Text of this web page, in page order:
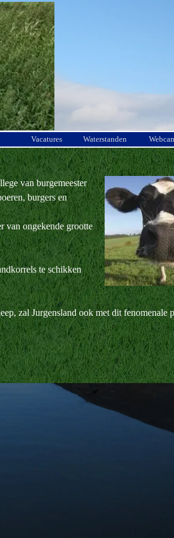
Vacatures Waterstanden
van burgemeester
burgers en
van ongekende grootte
te schikken
zal Jurgensland ook met dit fenomenale